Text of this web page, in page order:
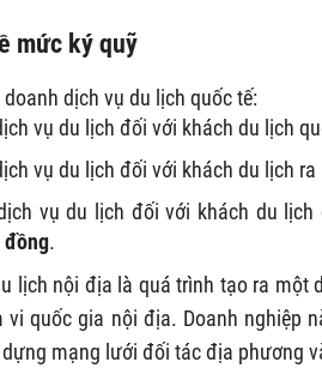
mức ký quỹ
dịch vụ du lịch quốc tế:
vụ du lịch đối với khách du lịch
vụ du lịch đối với khách du lịch
vụ du lịch đối với khách du
đồng.
lịch nội địa là quá trình tạo ra một
vi quốc gia nội địa. Doanh nghiệp
dựng mạng lưới đối tác địa phương